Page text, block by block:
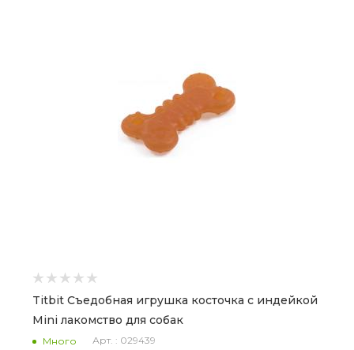
Titbit Съедобная игрушка косточка с индейкой
Mini лакомство для собак
Много Арт. : 029439